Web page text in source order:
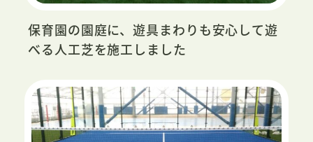
保育園の園庭に、遊具まわりも安心して遊
べる人工芝を施工しました